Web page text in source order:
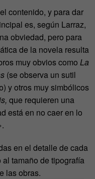
contenido, y para dar
es, según Larraz,
obviedad, pero para
de la novela resulta
muy obvios como La
(se observa un sutil
y otros muy simbólicos
que requieren una
está en no caer en lo
en el detalle de cada
tamaño de tipografía
las obras.